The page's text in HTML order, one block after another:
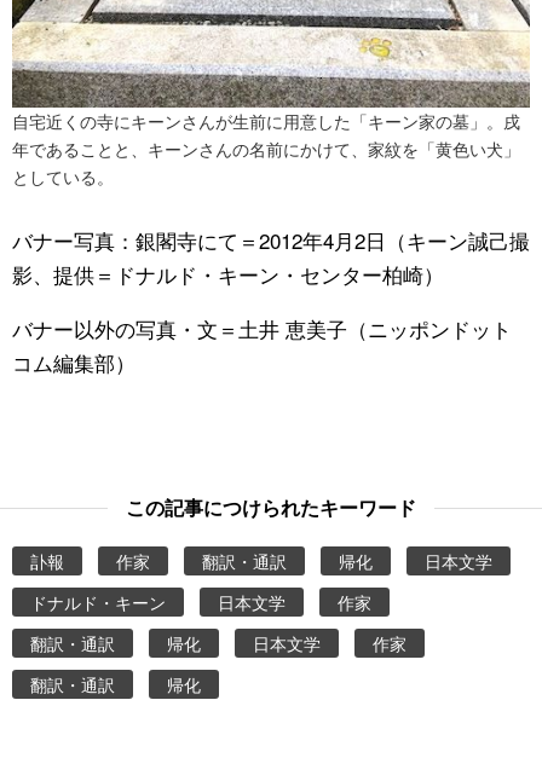
自宅近くの寺にキーンさんが生前に用意した「キーン家の墓」。戌
年であることと、キーンさんの名前にかけて、家紋を「黄色い犬」
としている。
バナー写真：銀閣寺にて＝2012年4月2日（キーン誠己撮
影、提供＝ドナルド・キーン・センター柏崎）
バナー以外の写真・文＝土井 恵美子（ニッポンドット
コム編集部）
この記事につけられたキーワード
訃報 作家 翻訳・通訳 帰化
日本文学
ドナルド・キーン
日本文学
作家
翻訳・通訳
帰化 日本文学
作家
翻訳・通訳
帰化